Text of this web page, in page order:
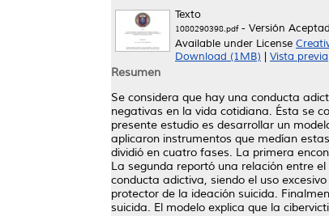
Texto
1080290398.pdf- Versión
Available under License
Download (1MB)
Vista previa
Resumen
Se considera que hay una conducta
negativas en la vida cotidiana. Ésta se
presente estudio es desarrollar un
aplicaron instrumentos que medían
dividió en cuatro fases. La primera
La segunda reportó una relación entre
conducta adictiva, siendo el uso
protector de la ideación suicida.
suicida. El modelo explica que la